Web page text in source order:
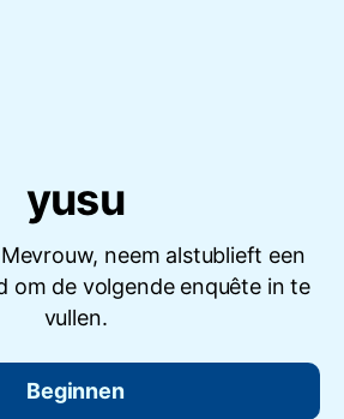
yusu
neem alstublieft een
om de volgende enquête in te
vullen.
Beginnen